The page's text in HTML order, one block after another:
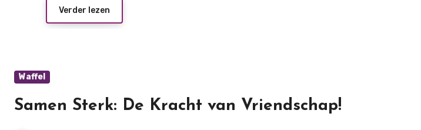
Verder lezen
Waffel
Samen Sterk: De Kracht van Vriendschap!